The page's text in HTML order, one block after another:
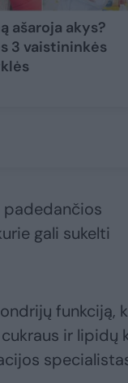
ašaroja akys?
3 vaistininkės
padedančios
gali sukelti
funkciją,
ir lipidų